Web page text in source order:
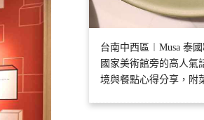
台南中西區︱Musa 泰
國家美術館旁的高人氣
境與餐點心得分享，附